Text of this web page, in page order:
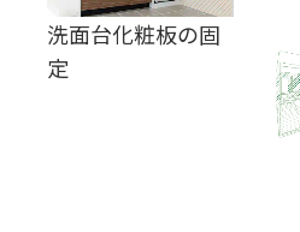
洗面台化粧板の固
定